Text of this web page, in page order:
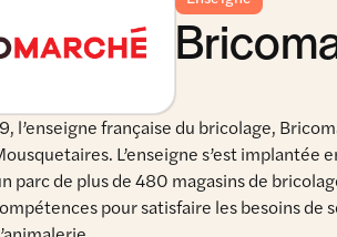
l’enseigne française du bricolage,
L’enseigne s’est implantée
parc de plus de 480 magasins de
pour satisfaire les besoins de